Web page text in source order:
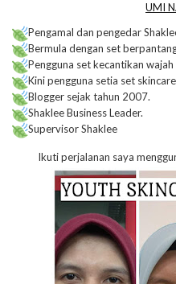
UMI
Pengamal dan pengedar
Bermula dengan set
Pengguna set kecantikan
Kini pengguna setia set
Blogger sejak tahun 2007.
Shaklee Business Leader.
Supervisor Shaklee
Ikuti perjalanan saya